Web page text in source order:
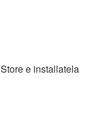
e installatela